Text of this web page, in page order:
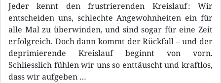
Jeder kennt den frustrierenden Kreislauf : Wir
entscheiden uns, schlechte Angewohnheiten ein für
alle Mal zu überwinden, und sind sogar für eine Zeit
erfolgreich. Doch dann kommt der Rückfall – und der
deprimierende Kreislauf beginnt von vorn.
Schliesslich fühlen wir uns so enttäuscht und kraftlos,
dass wir aufgeben …